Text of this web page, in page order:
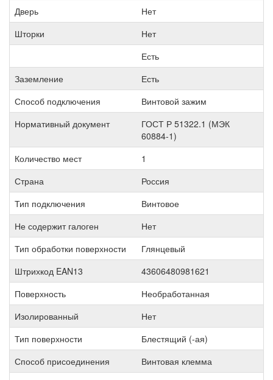
Дверь
Нет
Шторки
Нет
Есть
Заземление
Есть
Способ подключения
Винтовой зажим
Нормативный документ
ГОСТ Р 51322.1 (МЭК
60884-1)
Количество мест
1
Страна
Россия
Тип подключения
Винтовое
Не содержит галоген
Нет
Тип обработки поверхности
Глянцевый
Штрихкод EAN13
43606480981621
Поверхность
Необработанная
Изолированный
Нет
Тип поверхности
Блестящий (-ая)
Способ присоединения
Винтовая клемма